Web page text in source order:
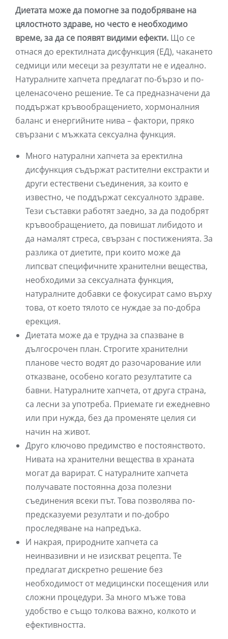
Диетата може да помогне за подобряване на
цялостното здраве, но често е необходимо
време, за да се появят видими ефекти. Що се
отнася до еректилната дисфункция (ЕД), чакането
седмици или месеци за резултати не е идеално.
Натуралните хапчета предлагат по-бързо и по-
целенасочено решение. Те са предназначени да
поддържат кръвообращението, хормоналния
баланс и енергийните нива – фактори, пряко
свързани с мъжката сексуална функция.
Много натурални хапчета за еректилна
дисфункция съдържат растителни екстракти и
други естествени съединения, за които е
известно, че поддържат сексуалното здраве.
Тези съставки работят заедно, за да подобрят
кръвообращението, да повишат либидото и
да намалят стреса, свързан с постиженията. За
разлика от диетите, при които може да
липсват специфичните хранителни вещества,
необходими за сексуалната функция,
натуралните добавки се фокусират само върху
това, от което тялото се нуждае за по-добра
ерекция.
Диетата може да е трудна за спазване в
дългосрочен план. Строгите хранителни
планове често водят до разочарование или
отказване, особено когато резултатите са
бавни. Натуралните хапчета, от друга страна,
са лесни за употреба. Приемате ги ежедневно
или при нужда, без да променяте целия си
начин на живот.
Друго ключово предимство е постоянството.
Нивата на хранителни вещества в храната
могат да варират. С натуралните хапчета
получавате постоянна доза полезни
съединения всеки път. Това позволява по-
предсказуеми резултати и по-добро
проследяване на напредъка.
И накрая, природните хапчета са
неинвазивни и не изискват рецепта. Те
предлагат дискретно решение без
необходимост от медицински посещения или
сложни процедури. За много мъже това
удобство е също толкова важно, колкото и
ефективността.